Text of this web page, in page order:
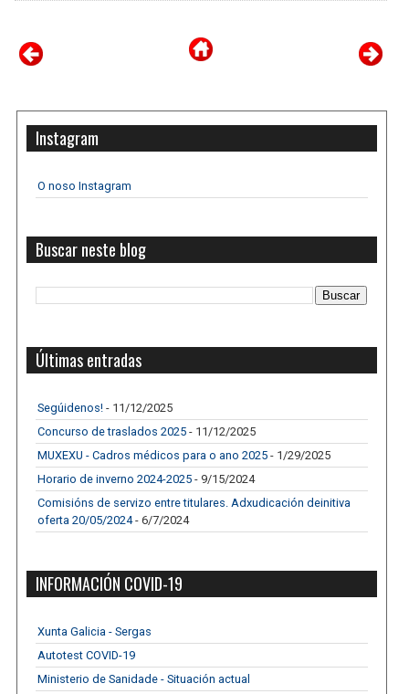
Instagram
O noso Instagram
Buscar neste blog
Últimas entradas
Segúidenos! - 11/12/2025
Concurso de traslados 2025 - 11/12/2025
MUXEXU - Cadros médicos para o ano 2025 - 1/29/2025
Horario de inverno 2024-2025 - 9/15/2024
Comisións de servizo entre titulares. Adxudicación deinitiva
oferta 20/05/2024- 6/7/2024
INFORMACIÓN COVID-19
Xunta Galicia - Sergas
Autotest COVID-19
Ministerio de Sanidade - Situación actual